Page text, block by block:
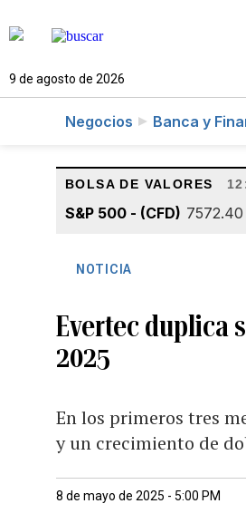
9 de agosto de 2026
Negocios Banca y
BOLSA DE VALORES
S&P 500 - (CFD) 7572.40
NOTICIA
Evertec duplica
2025
En los primeros tres
y un crecimiento de
8 de mayo de 2025 - 5:00 PM